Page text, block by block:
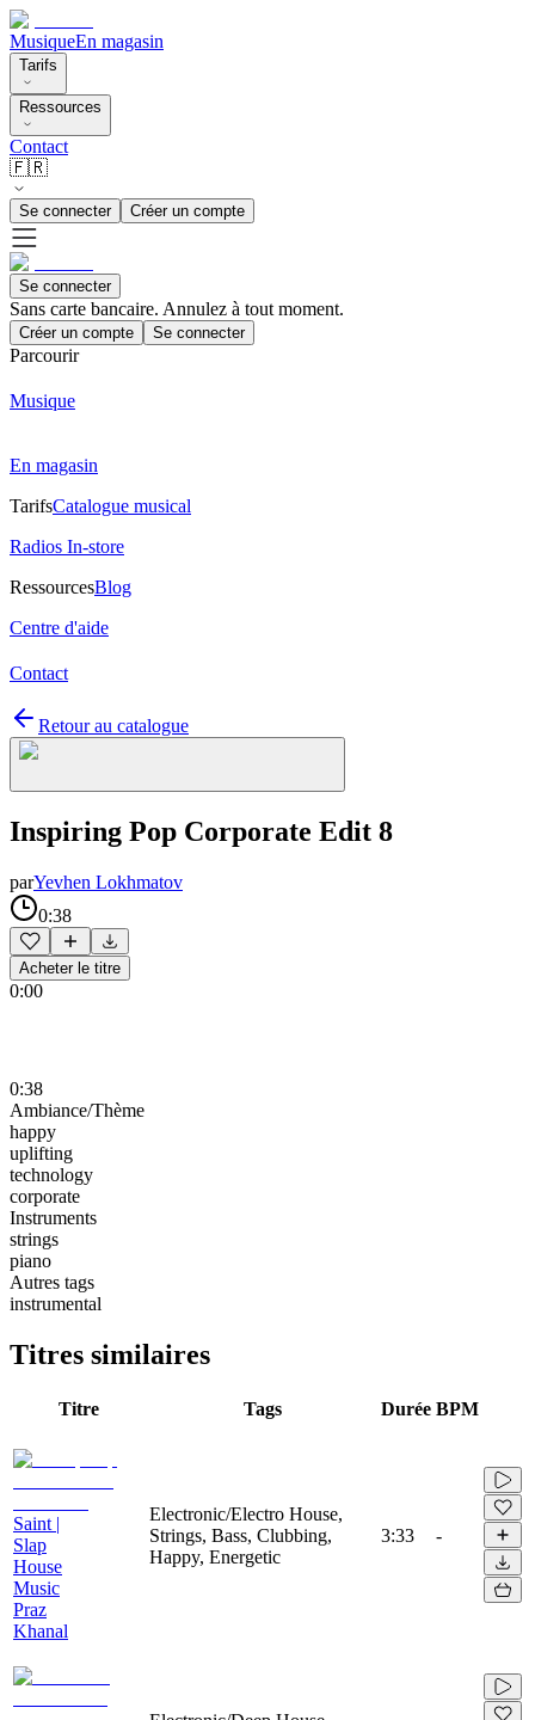
MusiqueEn magasin
Tarifs
Ressources
Contact
🇫🇷
Se connecter Créer un compte
Se connecter
Sans carte bancaire. Annulez à tout moment.
Créer un compte Se connecter
Parcourir
Musique
En magasin
TarifsCatalogue musical
Radios In-store
RessourcesBlog
Centre d'aide
Contact
Retour au catalogue
Inspiring Pop Corporate Edit 8
parYevhen Lokhmatov
0:38
Acheter le titre
0:00
0:38
Ambiance/Thème
happy
uplifting
technology
corporate
Instruments
strings
piano
Autres tags
instrumental
Titres similaires
Titre Tags Durée BPM
Saint |
Slap
House
Music
Praz
Khanal
Electronic/Electro House,
Strings, Bass, Clubbing,
Happy, Energetic
3:33 -